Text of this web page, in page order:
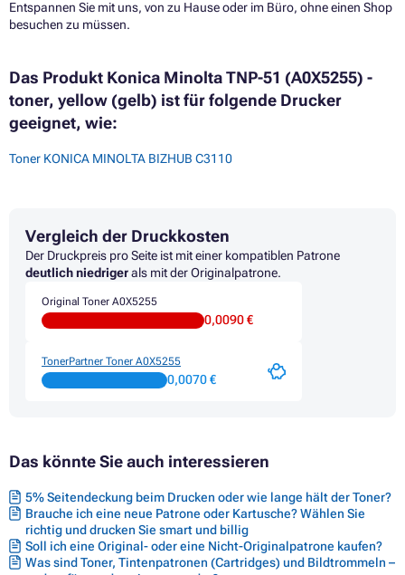
Entspannen Sie mit uns, von zu Hause oder im Büro, ohne einen Shop
besuchen zu müssen.
Das Produkt Konica Minolta TNP-51 (A0X5255) -
toner, yellow (gelb) ist für folgende Drucker
geeignet, wie:
Toner KONICA MINOLTA BIZHUB C3110
Vergleich der Druckkosten
Der Druckpreis pro Seite ist mit einer kompatiblen Patrone
deutlich niedrigerals mit der Originalpatrone.
Original Toner A0X5255
0,0090 €
TonerPartner Toner A0X5255
0,0070 €
Das könnte Sie auch interessieren
5% Seitendeckung beim Drucken oder wie lange hält der Toner?
Brauche ich eine neue Patrone oder Kartusche? Wählen Sie
richtig und drucken Sie smart und billig
Soll ich eine Original- oder eine Nicht-Originalpatrone kaufen?
Was sind Toner, Tintenpatronen (Cartridges) und Bildtrommeln –